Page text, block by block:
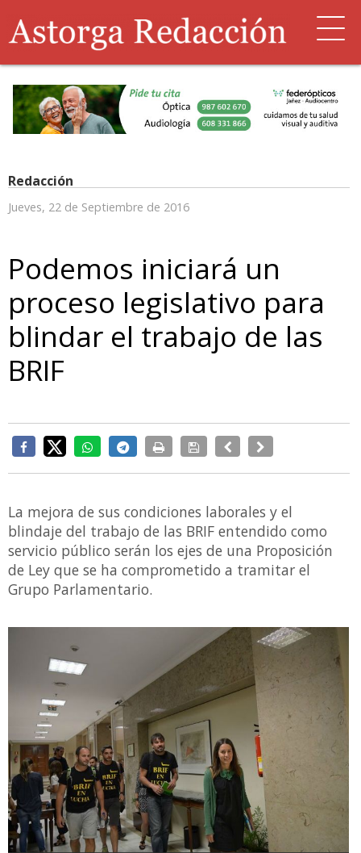
Redacción
Jueves, 22 de Septiembre de 2016
Podemos iniciará un
proceso legislativo para
blindar el trabajo de las
BRIF
La mejora de sus condiciones laborales y el
blindaje del trabajo de las BRIF entendido como
servicio público serán los ejes de una Proposición
de Ley que se ha comprometido a tramitar el
Grupo Parlamentario.